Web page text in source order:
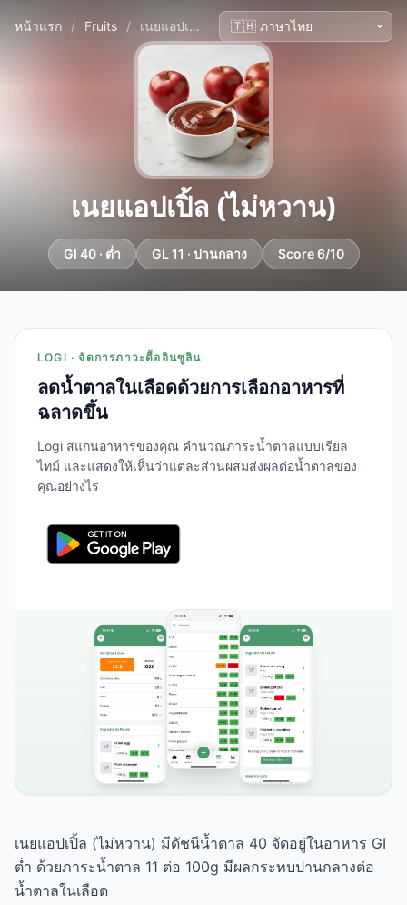
หน้าแรก / Fruits / เนยแอปเปิ้ล (ไม่หวาน)
เนยแอปเปิ้ล (ไม่หวาน)
GI 40 · ต่ำ GL 11 · ปานกลาง Score 6/10
LOGI · จัดการภาวะดื้ออินซูลิน
ลดน้ำตาลในเลือดด้วยการเลือกอาหารที่
ฉลาดขึ้น
Logi สแกนอาหารของคุณ คำนวณภาระน้ำตาลแบบเรียล
ไทม์ และแสดงให้เห็นว่าแต่ละส่วนผสมส่งผลต่อน้ำตาลของ
คุณอย่างไร
เนยแอปเปิ้ล (ไม่หวาน) มีดัชนีน้ำตาล 40 จัดอยู่ในอาหาร GI
ต่ำ ด้วยภาระน้ำตาล 11 ต่อ 100g มีผลกระทบปานกลางต่อ
น้ำตาลในเลือด